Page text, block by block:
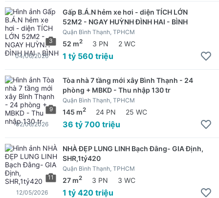
3
Gấp B.Á.N hẻm xe hơi - diện TÍCH LỚN
52M2 - NGAY HUỲNH ĐÌNH HAI - BÌNH
Quận Bình Thạnh, TPHCM
52 m2 3 PN 2 WC
1 tỷ 560 triệu
04/06/2026
9
Tòa nhà 7 tầng mới xây Bình Thạnh - 24
phòng + MBKD - Thu nhập 130 tr
Quận Bình Thạnh, TPHCM
145 m2 24 PN 25 WC
36 tỷ 700 triệu
02/06/2026
11
NHÀ ĐẸP LUNG LINH Bạch Đằng- GIA Định,
SHR,1tỷ420
Quận Bình Thạnh, TPHCM
27 m2 3 PN 3 WC
1 tỷ 420 triệu
12/05/2026